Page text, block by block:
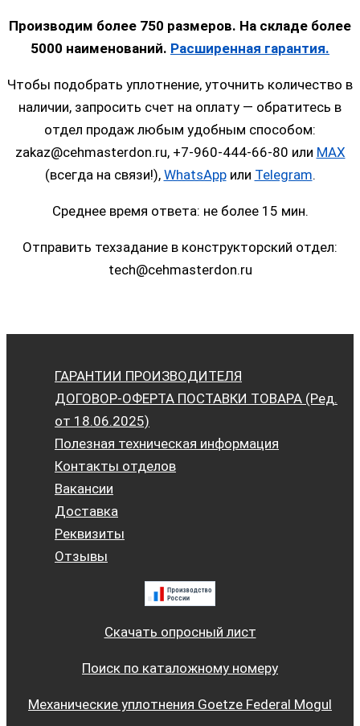
Производим более 750 размеров. На складе более
5000 наименований. Расширенная гарантия.
Чтобы подобрать уплотнение, уточнить количество в
наличии, запросить счет на оплату — обратитесь в
отдел продаж любым удобным способом:
zakaz@cehmasterdon.ru, +7-960-444-66-80 или MAX
(всегда на связи!), WhatsAppили Telegram.
Среднее время ответа: не более 15 мин.
Отправить техзадание в конструкторский отдел:
tech@cehmasterdon.ru
ГАРАНТИИ ПРОИЗВОДИТЕЛЯ
ДОГОВОР-ОФЕРТА ПОСТАВКИ ТОВАРА (Ред.
от 18.06.2025)
Полезная техническая информация
Контакты отделов
Вакансии
Доставка
Реквизиты
Отзывы
Скачать опросный лист
Поиск по каталожному номеру
Механические уплотнения Goetze Federal Mogul